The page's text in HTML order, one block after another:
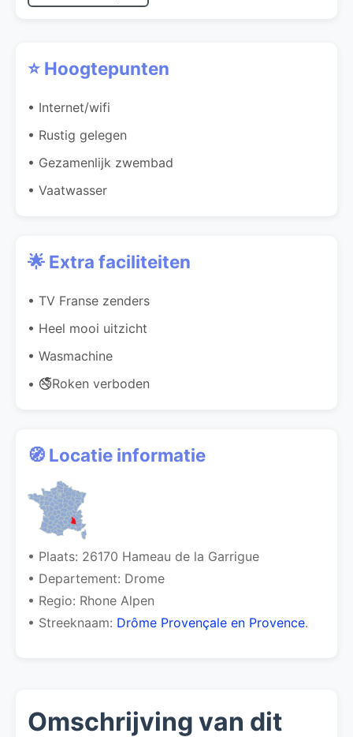
⭐ Hoogtepunten
• Internet/wifi
• Rustig gelegen
• Gezamenlijk zwembad
• Vaatwasser
🌟 Extra faciliteiten
• TV Franse zenders
• Heel mooi uitzicht
• Wasmachine
• 🚭Roken verboden
🧭 Locatie informatie
• Plaats: 26170 Hameau de la Garrigue
• Departement: Drome
• Regio: Rhone Alpen
• Streeknaam: Drôme Provençale en Provence.
Omschrijving van dit